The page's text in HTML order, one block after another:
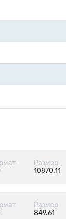
Размер
10870.11
Размер
849.61